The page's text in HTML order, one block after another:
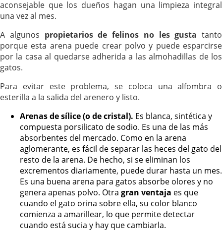
aconsejable que los dueños hagan una limpieza integral
una vez al mes.
A algunos propietarios de felinos no les gusta tanto
porque esta arena puede crear polvo y puede esparcirse
por la casa al quedarse adherida a las almohadillas de los
gatos.
Para evitar este problema, se coloca una alfombra o
esterilla a la salida del arenero y listo.
Arenas de sílice (o de cristal). Es blanca, sintética y
compuesta porsilicato de sodio. Es una de las más
absorbentes del mercado. Como en la arena
aglomerante, es fácil de separar las heces del gato del
resto de la arena. De hecho, si se eliminan los
excrementos diariamente, puede durar hasta un mes.
Es una buena arena para gatos absorbe olores y no
genera apenas polvo. Otra gran ventaja es que
cuando el gato orina sobre ella, su color blanco
comienza a amarillear, lo que permite detectar
cuando está sucia y hay que cambiarla.